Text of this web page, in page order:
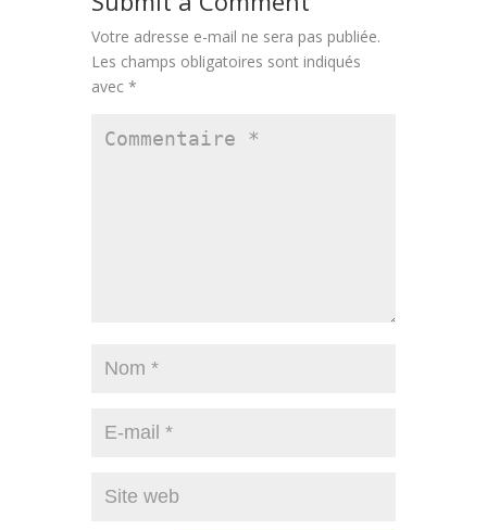
Votre adresse e-mail ne sera pas publiée.
Les champs obligatoires sont indiqués
avec *